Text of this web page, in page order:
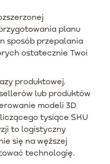
planu
sposób przepalania
ostatecznie Twoi
produktowej.
lub produktów
modeli 3D
tysiące SKU
to logistyczny
się na węższej
technologię.